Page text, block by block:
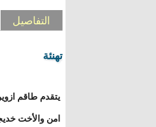
التفاصيل
تهنئة
يتقدم طاقم
امن والأخت